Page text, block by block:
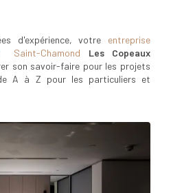
d'expérience, votre entreprise
Saint-Chamond
Les Copeaux
son savoir-faire pour les projets
A à Z pour les particuliers et